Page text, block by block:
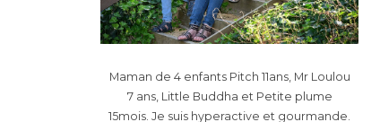
Maman de 4 enfants Pitch 11ans, Mr Loulou
7 ans, Little Buddha et Petite plume
15mois. Je suis hyperactive et gourmande.